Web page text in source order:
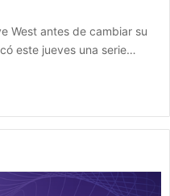
West antes de cambiar su
este jueves una serie…